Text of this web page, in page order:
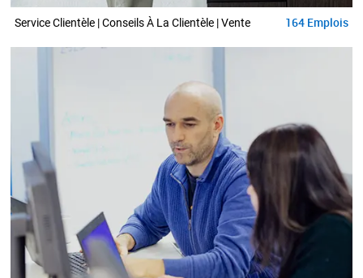
Service Clientèle | Conseils À La Clientèle | Vente 164 Emplois